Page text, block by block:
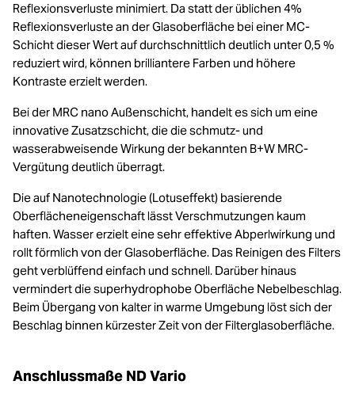
Reflexionsverluste minimiert. Da statt der üblichen 4%
Reflexionsverluste an der Glasoberfläche bei einer MC-
Schicht dieser Wert auf durchschnittlich deutlich unter 0,5 %
reduziert wird, können brilliantere Farben und höhere
Kontraste erzielt werden.
Bei der MRC nano Außenschicht, handelt es sich um eine
innovative Zusatzschicht, die die schmutz- und
wasserabweisende Wirkung der bekannten B+W MRC-
Vergütung deutlich überragt.
Die auf Nanotechnologie (Lotuseffekt) basierende
Oberflächeneigenschaft lässt Verschmutzungen kaum
haften. Wasser erzielt eine sehr effektive Abperlwirkung und
rollt förmlich von der Glasoberfläche. Das Reinigen des Filters
geht verblüffend einfach und schnell. Darüber hinaus
vermindert die superhydrophobe Oberfläche Nebelbeschlag.
Beim Übergang von kalter in warme Umgebung löst sich der
Beschlag binnen kürzester Zeit von der Filterglasoberfläche.
Anschlussmaße ND Vario